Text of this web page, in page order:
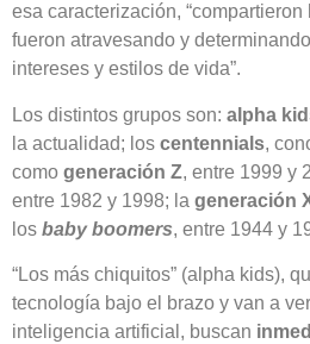
esa caracterización,
fueron atravesando y
intereses y estilos de vida”.
Los distintos grupos son: alpha
la actualidad; los centennials,
como generación Z, entre 1999 y
entre 1982 y 1998; la generación
los baby boomers, entre 1944 y
“Los más chiquitos” (alpha kids),
tecnología bajo el brazo y van a
inteligencia artificial, buscan